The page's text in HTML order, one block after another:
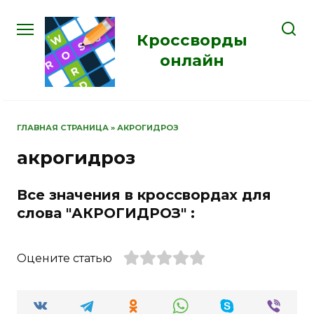
содержанию
Кроссворды
онлайн
ГЛАВНАЯ СТРАНИЦА » АКРОГИДРОЗ
акрогидроз
Все значения в кроссвордах для
слова "АКРОГИДРОЗ" :
Оцените статью